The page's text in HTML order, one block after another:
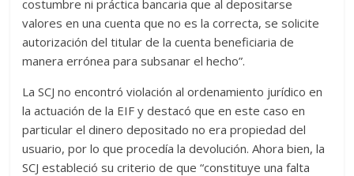
costumbre ni práctica bancaria que al depositarse
valores en una cuenta que no es la correcta, se solicite
autorización del titular de la cuenta beneficiaria de
manera errónea para subsanar el hecho”.
La SCJ no encontró violación al ordenamiento jurídico en
la actuación de la EIF y destacó que en este caso en
particular el dinero depositado no era propiedad del
usuario, por lo que procedía la devolución. Ahora bien, la
SCJ estableció su criterio de que “constituye una falta